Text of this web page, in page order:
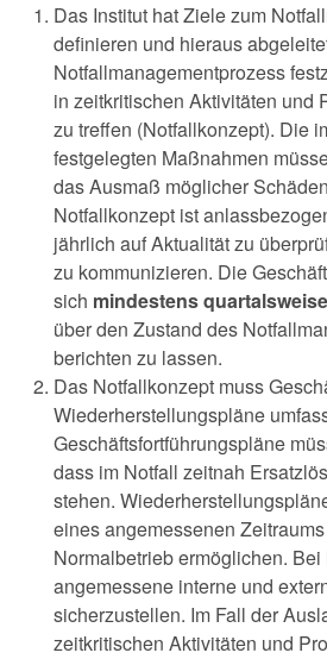
Das Institut hat Ziele zum
definieren und hieraus
Notfallmanagementprozess
in zeitkritischen Aktivitäten und
zu treffen (Notfallkonzept). Die
festgelegten Maßnahmen
das Ausmaß möglicher
Notfallkonzept ist
jährlich auf Aktualität zu
zu kommunizieren. Die
sich mindestens quartalsweise
über den Zustand des
berichten zu lassen.
Das Notfallkonzept muss
Wiederherstellungspläne
Geschäftsfortführungspläne
dass im Notfall zeitnah
stehen.
eines angemessenen
Normalbetrieb ermöglichen.
angemessene interne und
sicherzustellen. Im Fall der
zeitkritischen Aktivitäten und